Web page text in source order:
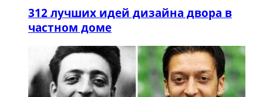
312 лучших идей дизайна двора в
частном доме